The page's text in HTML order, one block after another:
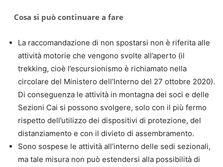
Cosa si può continuare a fare
La raccomandazione di non spostarsi non è riferita alle
attività motorie che vengono svolte all’aperto (il
trekking, cioè l’escursionismo è richiamato nella
circolare del Ministero dell’Interno del 27 ottobre 2020).
Di conseguenza le attività in montagna dei soci e delle
Sezioni Cai si possono svolgere, solo con il più fermo
rispetto dell’utilizzo dei dispositivi di protezione, del
distanziamento e con il divieto di assembramento.
Sono sospese le attività all’interno delle sedi sezionali,
ma tale misura non può estendersi alla possibilità di